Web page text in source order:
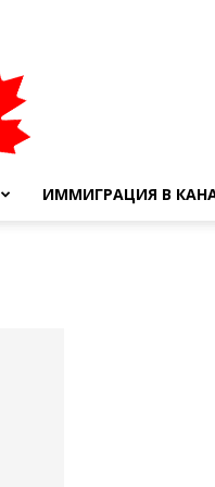
ИММИГРАЦИЯ В